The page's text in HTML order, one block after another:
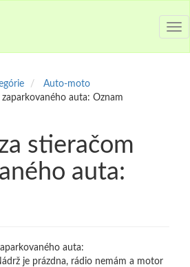
Auto-moto
auta: Oznam
stieračom
auta:
auta:
je prázdna, rádio nemám a motor